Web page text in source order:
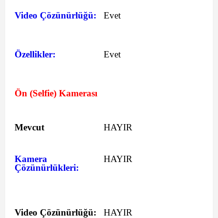
Video Çözünürlüğü: Evet
Özellikler: Evet
Ön (Selfie) Kamerası
Mevcut HAYIR
Kamera
Çözünürlükleri:
HAYIR
Video Çözünürlüğü: HAYIR